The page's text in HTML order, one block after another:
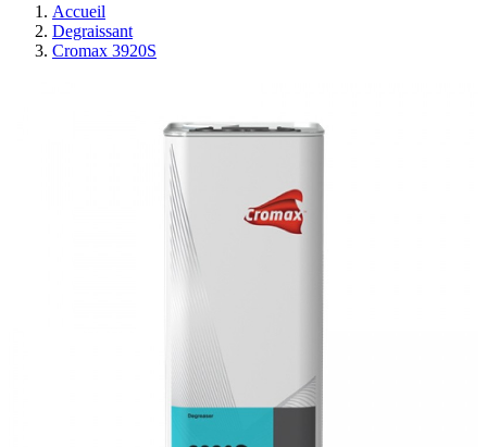
Accueil
Degraissant
Cromax 3920S